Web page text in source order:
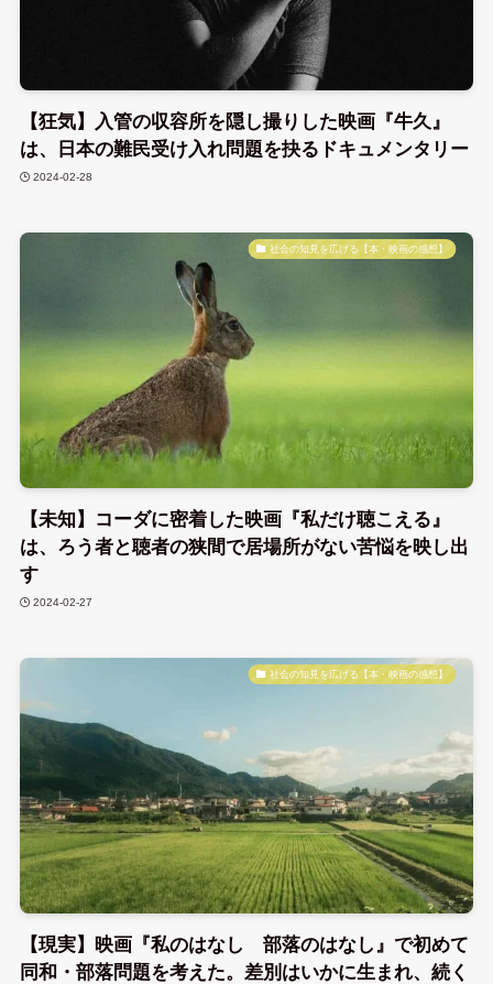
【狂気】入管の収容所を隠し撮りした映画『牛久』
は、日本の難民受け入れ問題を抉るドキュメンタリー
2024-02-28
社会の知見を広げる【本・映画の感想】
【未知】コーダに密着した映画『私だけ聴こえる』
は、ろう者と聴者の狭間で居場所がない苦悩を映し出
す
2024-02-27
社会の知見を広げる【本・映画の感想】
【現実】映画『私のはなし 部落のはなし』で初めて
同和・部落問題を考えた。差別はいかに生まれ、続く